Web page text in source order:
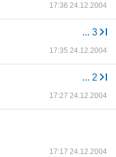
17:36 24.12.2004
... 3
17:35 24.12.2004
... 2
17:27 24.12.2004
17:17 24.12.2004